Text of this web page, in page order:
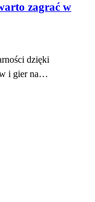
zagrać w
dzięki
i gier na…